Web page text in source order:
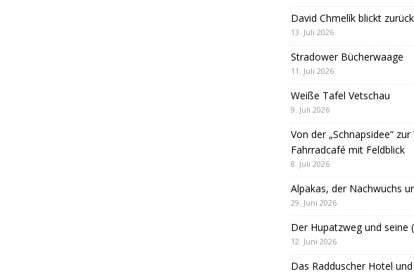
David Chmelík blickt
13. Juli 2026
Stradower Bücherwaage
11. Juli 2026
Weiße Tafel Vetschau
9. Juli 2026
Von der „Schnapsidee“
Fahrradcafé mit Feldblick
8. Juli 2026
Alpakas, der Nachwuchs
29. Juni 2026
Der Hupatzweg und seine
12. Juni 2026
Das Radduscher Hotel